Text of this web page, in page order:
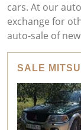
cars. At our
exchange for
auto-sale of